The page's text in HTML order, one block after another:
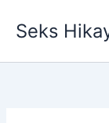
atlaSeks